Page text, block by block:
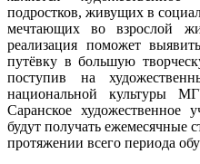
подростков, живущих в
мечтающих во взрослой
реализация поможет
путёвку в большую
поступив на
национальной
Саранское
будут получать ежемесячные
протяжении всего периода